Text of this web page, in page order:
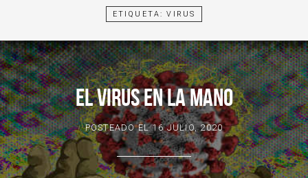
ETIQUETA:VIRUS
EL VIRUS EN LA MANO
POSTEADO EL16 JULIO, 2020